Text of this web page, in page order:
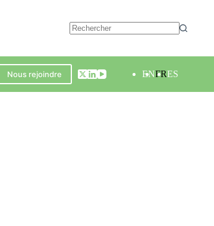
Nous rejoindre ENFRES